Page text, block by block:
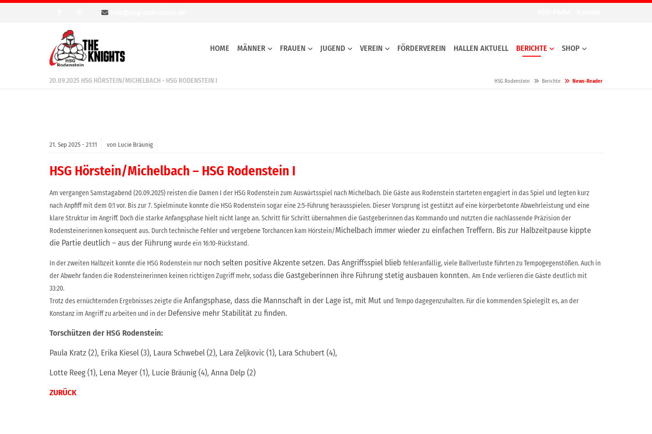
HOME MÄNNER FRAUEN JUGEND VEREIN FÖRDERVEREIN HALLEN AKTUELL BERICHTE SHOP
20.09.2025 HSG HÖRSTEIN/MICHELBACH - HSG RODENSTEIN I HSG Rodenstein Berichte News-Reader
21. Sep 2025 - 21:11 von Lucie Bräunig
HSG Hörstein/Michelbach – HSG Rodenstein I
Am vergangen Samstagabend (20.09.2025) reisten die Damen I der HSG Rodenstein zum Auswärtsspiel nachMichelbach. Die Gäste aus Rodenstein starteten engagiert in das Spiel und legten kurz
nach Anpfiff mit dem 0:1 vor. Bis zur 7. Spielminute konnte die HSG Rodenstein sogareine 2:5-Führung herausspielen. Dieser Vorsprung istgestützt auf eine körperbetonte Abwehrleistung und eine
klare Struktur im Angriff. Doch die starke Anfangsphase hielt nicht lange an. Schrittfür Schritt übernahmen die Gastgeberinnen das Kommando und nutzten die nachlassende Präzision der
Rodensteinerinnen konsequent aus. Durch technische Fehler und vergebene Torchancen kam Hörstein/Michelbach immer wieder zu einfachen Treffern. Bis zur Halbzeitpause kippte
die Partie deutlich – aus der Führung wurde ein 16:10-Rückstand.
In der zweiten Halbzeit konnte die HSG Rodenstein nur noch selten positive Akzente setzen. Das Angriffsspiel blieb fehleranfällig, viele Ballverluste führten zuTempogegenstößen. Auch in
der Abwehr fanden die Rodensteinerinnen keinen richtigen Zugriff mehr, sodass die Gastgeberinnen ihre Führung stetig ausbauen konnten. Am Ende verlieren die Gäste deutlich mit
33:20.
Trotz des ernüchternden Ergebnisses zeigte dieAnfangsphase, dass die Mannschaft in der Lage ist, mit Mut und Tempo dagegenzuhalten. Für die kommenden Spielegilt es, an der
Konstanz im Angriff zu arbeiten und in der Defensive mehr Stabilität zu finden.
Torschützen der HSG Rodenstein:
Paula Kratz (2), Erika Kiesel (3), Laura Schwebel (2), Lara Zeljkovic (1), Lara Schubert (4),
Lotte Reeg (1), Lena Meyer (1), Lucie Bräunig (4), Anna Delp (2)
ZURÜCK